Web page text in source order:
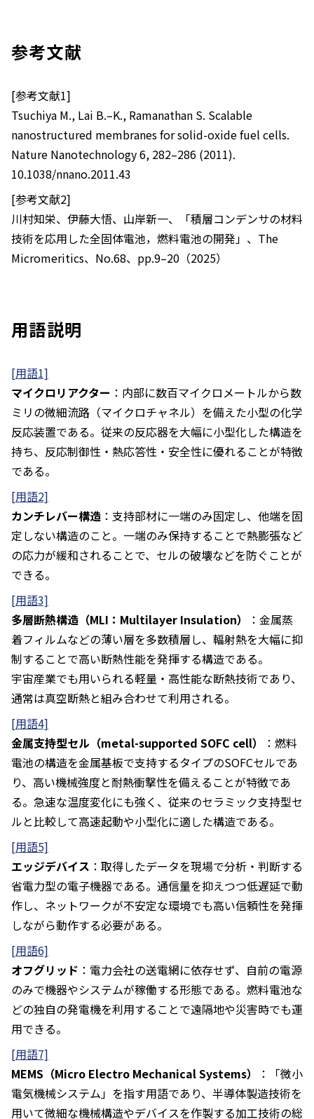
参考文献
[参考文献1]
Tsuchiya M., Lai B.–K., Ramanathan S. Scalable
nanostructured membranes for solid-oxide fuel cells.
Nature Nanotechnology 6, 282–286 (2011).
10.1038/nnano.2011.43
[参考文献2]
川村知栄、伊藤大悟、山岸新一、「積層コンデンサの材料
技術を応用した全固体電池，燃料電池の開発」、The
Micromeritics、No.68、pp.9–20（2025）
用語説明
[用語1]
マイクロリアクター ：内部に数百マイクロメートルから数
ミリの微細流路（マイクロチャネル）を備えた小型の化学
反応装置である。従来の反応器を大幅に小型化した構造を
持ち、反応制御性・熱応答性・安全性に優れることが特徴
である。
[用語2]
カンチレバー構造 ：支持部材に一端のみ固定し、他端を固
定しない構造のこと。一端のみ保持することで熱膨張など
の応力が緩和されることで、セルの破壊などを防ぐことが
できる。
[用語3]
多層断熱構造（MLI：Multilayer Insulation）
：金属蒸
着フィルムなどの薄い層を多数積層し、輻射熱を大幅に抑
制することで高い断熱性能を発揮する構造である。
宇宙産業でも用いられる軽量・高性能な断熱技術であり、
通常は真空断熱と組み合わせて利用される。
[用語4]
金属支持型セル（metal-supported SOFC cell）
：燃料
電池の構造を金属基板で支持するタイプのSOFCセルであ
り、高い機械強度と耐熱衝撃性を備えることが特徴であ
る。急速な温度変化にも強く、従来のセラミック支持型セ
ルと比較して高速起動や小型化に適した構造である。
[用語5]
エッジデバイス ：取得したデータを現場で分析・判断する
省電力型の電子機器である。通信量を抑えつつ低遅延で動
作し、ネットワークが不安定な環境でも高い信頼性を発揮
しながら動作する必要がある。
[用語6]
オフグリッド ：電力会社の送電網に依存せず、自前の電源
のみで機器やシステムが稼働する形態である。燃料電池な
どの独自の発電機を利用することで遠隔地や災害時でも運
用できる。
[用語7]
MEMS（Micro Electro Mechanical Systems）
：「微小
電気機械システム」を指す用語であり、半導体製造技術を
用いて微細な機械構造やデバイスを作製する加工技術の総